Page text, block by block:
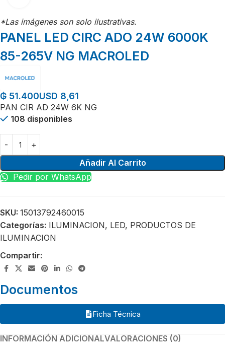
*Las imágenes son solo ilustrativas.
PANEL LED CIRC ADO 24W 6000K
85-265V NG MACROLED
₲ 51.400USD 8,61
PAN CIR AD 24W 6K NG
108 disponibles
Añadir Al Carrito
Pedir por WhatsApp
SKU: 15013792460015
Categorías: ILUMINACION, LED, PRODUCTOS DE
ILUMINACION
Compartir:
Documentos
Ficha Técnica
INFORMACIÓN ADICIONALVALORACIONES (0)